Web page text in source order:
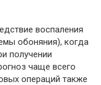
воспаления
обоняния), когда
получении
чаще всего
операций также